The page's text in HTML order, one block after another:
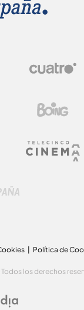
Política de
los derechos